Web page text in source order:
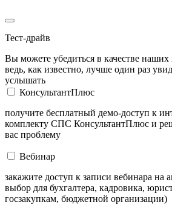
Тест-драйв
Вы можете убедиться в качестве наших
ведь, как известно, лучше один раз
услышать
КонсультантПлюс
получите бесплатный демо-доступ к
комплекту СПС КонсультантПлюс и
вас проблему
Вебинар
закажите доступ к записи вебинара на
выбор для бухгалтера, кадровика,
госзакупкам, бюджетной организации)